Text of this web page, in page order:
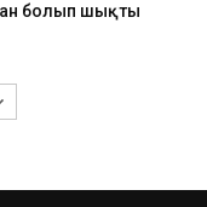
болып шықты